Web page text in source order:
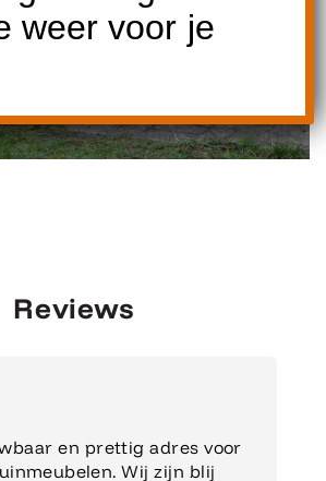
Reviews
en prettig adres voor
Wij zijn blij
weer voor je